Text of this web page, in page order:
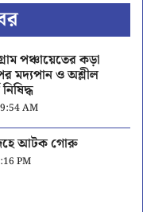
পঞ্চায়েতের কড়া
মদ্যপান ও অশ্লীল
AM
আটক গোরু
PM